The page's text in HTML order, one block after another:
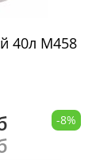
40л М458
-8%